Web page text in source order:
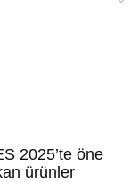
2025’te öne
ürünler